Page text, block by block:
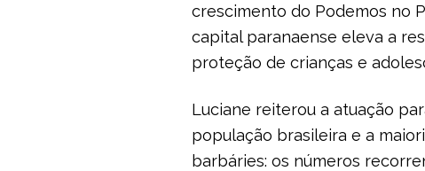
crescimento do Podemos no
capital paranaense eleva a
proteção de crianças e
Luciane reiterou a atuação
população brasileira e a
barbáries: os números